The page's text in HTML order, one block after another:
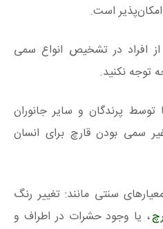
است.
افراد در تشخیص انواع سمی
توجه نکنید.
پرندگان و سایر جانوران
سمی بودن قارچ برای انسان
سنتی مانند: تغییر رنگ
، یا وجود حشرات در اطراف و